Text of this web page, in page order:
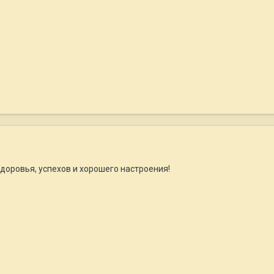
успехов и хорошего настроения!